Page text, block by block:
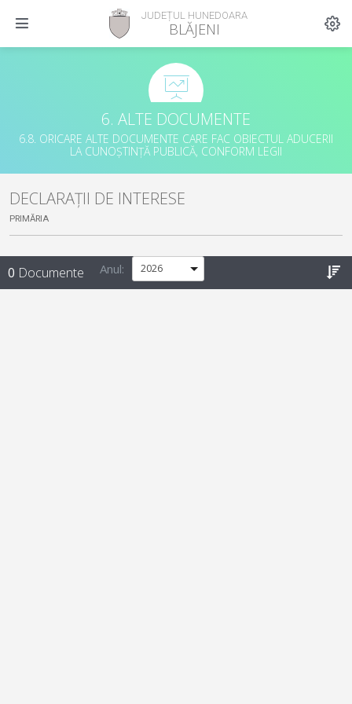
JUDEȚUL HUNEDOARA
BLĂJENI
6. ALTE DOCUMENTE
6.8. ORICARE ALTE DOCUMENTE CARE FAC OBIECTUL ADUCERII
LA CUNOȘTINȚĂ PUBLICĂ, CONFORM LEGII
DECLARAȚII DE INTERESE
PRIMĂRIA
0 Documente Anul: